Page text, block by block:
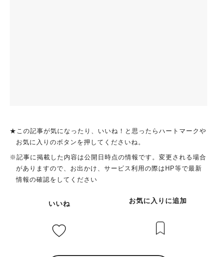
★この記事が気になったり、いいね！と思ったらハートマークや
お気に入りのボタンを押してくださいね。
※記事に掲載した内容は公開日時点の情報です。変更される場合
がありますので、お出かけ、サービス利用の際はHP等で最新
情報の確認をしてください
いいね お気に入りに追加